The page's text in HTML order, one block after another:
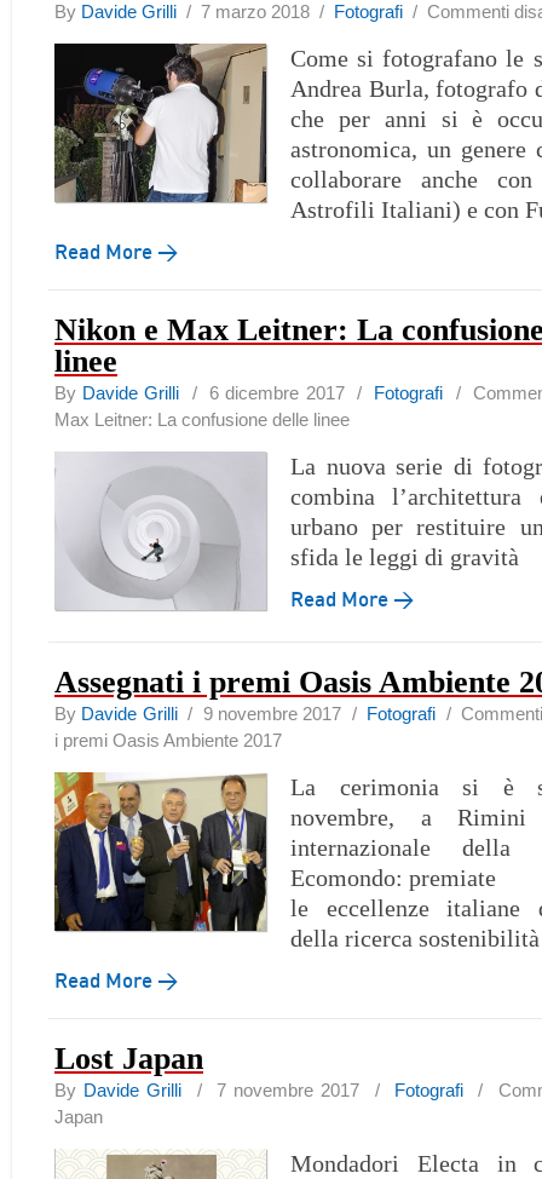
By Davide Grilli / 7 marzo 2018 / Fotografi / Commenti
Come si fotografano le
Andrea Burla, fotografo
che per anni si è
astronomica, un
collaborare anche
Astrofili Italiani) e con
Read More →
Nikon e Max Leitner: La
linee
By Davide Grilli / 6 dicembre 2017 / Fotografi /
Max Leitner: La confusione delle linee
La nuova serie di
combina
urbano per restituire
sfida le leggi di gravità
Read More →
Assegnati i premi Oasis Ambiente
By Davide Grilli/ 9 novembre 2017 / Fotografi /
i premi Oasis Ambiente 2017
La cerimonia si è
novembre, a
internazionale della
Ecomondo: premiate
le eccellenze italiane
della ricerca sostenibilità
Read More →
Lost Japan
By Davide Grilli / 7 novembre 2017 / Fotografi/
Japan
Mondadori Electa in